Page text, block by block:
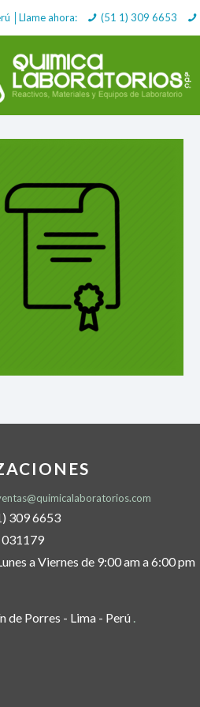
│Llame ahora: (51 1) 309 6653
309 6653
a Viernes de 9:00 am a 6:00 pm
de Porres - Lima - Perú .